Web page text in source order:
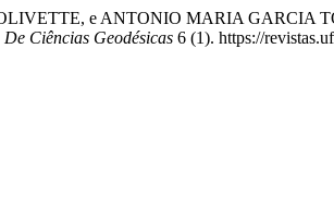
e ANTONIO MARIA GARCIA
Ciências Geodésicas 6 (1). https://